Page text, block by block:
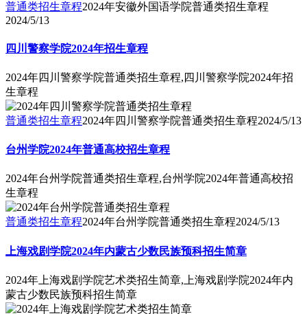
普通类招生章程2024年安徽外国语学院普通类招生章程
2024/5/13
四川警察学院2024年招生章程
2024年四川警察学院普通类招生章程,四川警察学院2024年招
生章程
普通类招生章程2024年四川警察学院普通类招生章程2024/5/13
台州学院2024年普通高校招生章程
2024年台州学院普通类招生章程,台州学院2024年普通高校招
生章程
普通类招生章程2024年台州学院普通类招生章程2024/5/13
上海戏剧学院2024年内蒙古少数民族预科招生简章
2024年上海戏剧学院艺术类招生简章,上海戏剧学院2024年内
蒙古少数民族预科招生简章